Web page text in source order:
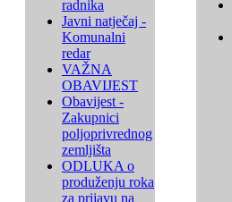
radnika
Javni natječaj -
Komunalni
redar
VAŽNA
OBAVIJEST
Obavijest -
Zakupnici
poljoprivrednog
zemljišta
ODLUKA o
produženju roka
za prijavu na